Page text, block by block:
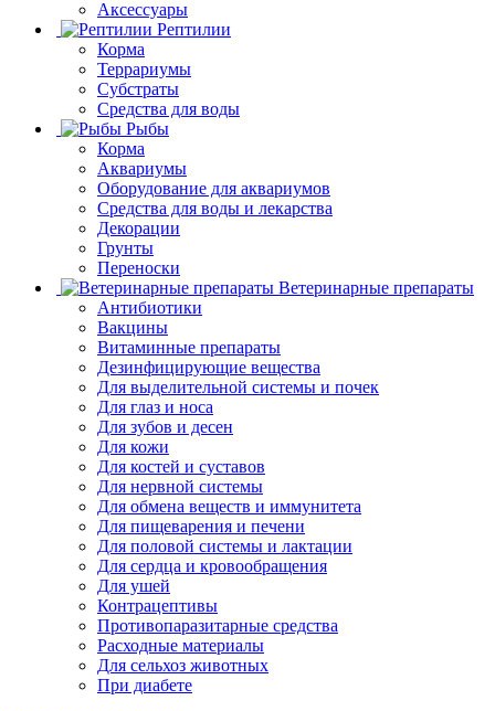
Аксессуары
Рептилии
Корма
Террариумы
Субстраты
Средства для воды
Рыбы
Корма
Аквариумы
Оборудование для аквариумов
Средства для воды и лекарства
Декорации
Грунты
Переноски
Ветеринарные препараты
Антибиотики
Вакцины
Витаминные препараты
Дезинфицирующие вещества
Для выделительной системы и почек
Для глаз и носа
Для зубов и десен
Для кожи
Для костей и суставов
Для нервной системы
Для обмена веществ и иммунитета
Для пищеварения и печени
Для половой системы и лактации
Для сердца и кровообращения
Для ушей
Контрацептивы
Противопаразитарные средства
Расходные материалы
Для сельхоз животных
При диабете